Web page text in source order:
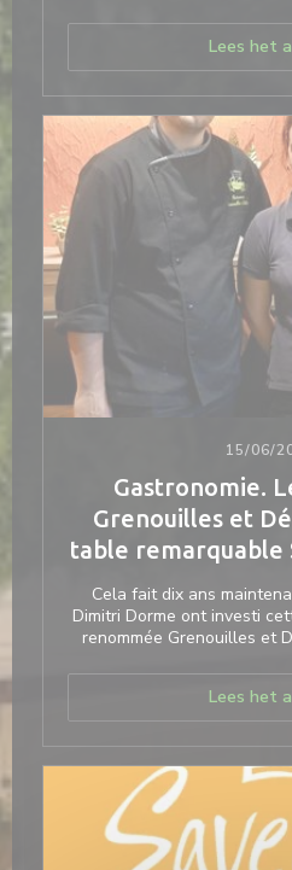
cuisine 100 % fait maison à
bruts, ainsi que d’autres
« Nous avions fait la
critères bien précis étaient
des charges strict :
accueil… Nous avons
audit d’un client mystère
prestation assurée »,
Lees het
15/06/
Gastronomie.
Grenouilles et
table remarquable
Cela fait dix ans
Dimitri Dorme ont investi
renommée Grenouilles et
service et bien plus
Leur recette ? La
grenouille « à volonté »,
faim… Beurre et
cœur et talent, on en
vient de loin, mais Dimitri
souvent sur la
C’est cependant cette
de l’établissement
Lees het